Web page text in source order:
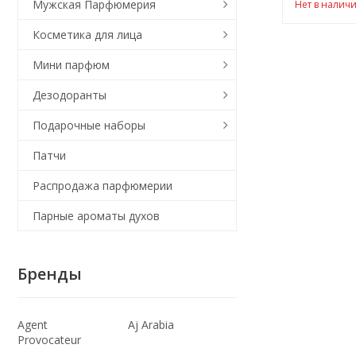
Нет в
Мужская Парфюмерия
Косметика для лица
Мини парфюм
Дезодоранты
Подарочные наборы
Патчи
Распродажа парфюмерии
Парные ароматы духов
Бренды
Agent
Provocateur
Aj Arabia